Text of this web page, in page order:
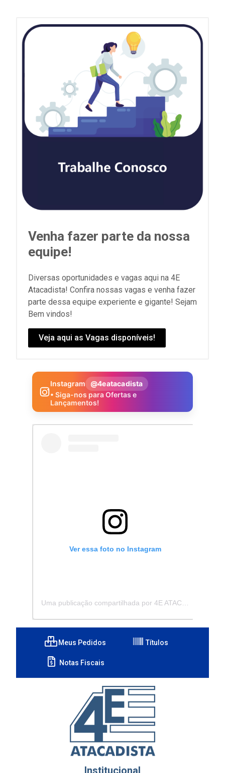
Venha fazer parte da nossa
equipe!
Diversas oportunidades e vagas aqui na 4E
Atacadista! Confira nossas vagas e venha fazer
parte dessa equipe experiente e gigante! Sejam
Bem vindos!
Veja aqui as Vagas disponíveis!
Instagram
@4eatacadista
• Siga-nos para Ofertas e
Lançamentos!
Ver essa foto no Instagram
Meus Pedidos Títulos
Notas Fiscais
Institucional